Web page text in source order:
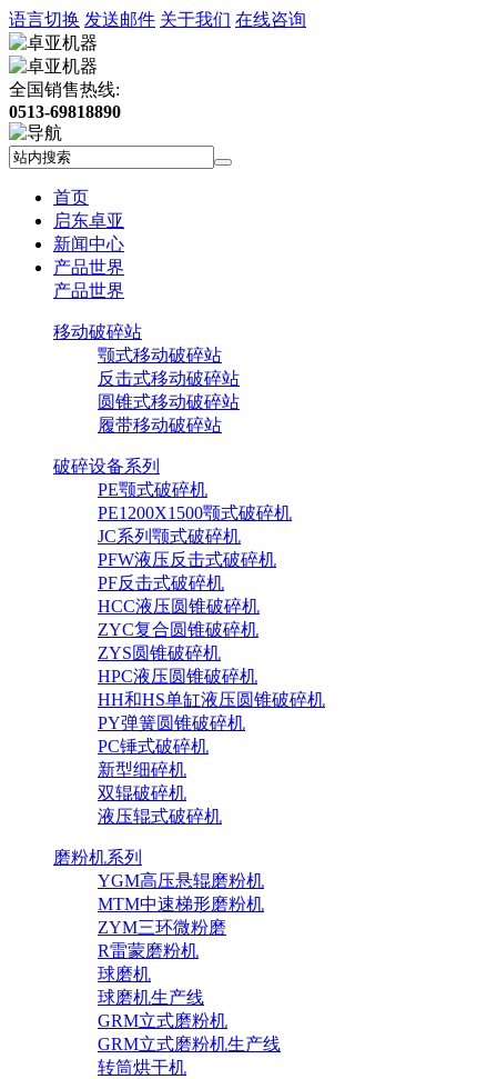
语言切换 发送邮件 关于我们 在线咨询
全国销售热线:
0513-69818890
首页
启东卓亚
新闻中心
产品世界
产品世界
移动破碎站
颚式移动破碎站
反击式移动破碎站
圆锥式移动破碎站
履带移动破碎站
破碎设备系列
PE颚式破碎机
PE1200X1500颚式破碎机
JC系列颚式破碎机
PFW液压反击式破碎机
PF反击式破碎机
HCC液压圆锥破碎机
ZYC复合圆锥破碎机
ZYS圆锥破碎机
HPC液压圆锥破碎机
HH和HS单缸液压圆锥破碎机
PY弹簧圆锥破碎机
PC锤式破碎机
新型细碎机
双辊破碎机
液压辊式破碎机
磨粉机系列
YGM高压悬辊磨粉机
MTM中速梯形磨粉机
ZYM三环微粉磨
R雷蒙磨粉机
球磨机
球磨机生产线
GRM立式磨粉机
GRM立式磨粉机生产线
转筒烘干机